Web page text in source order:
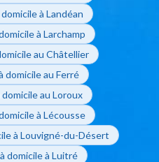
à Landéan
à Larchamp
au Châtellier
domicile au Ferré
au Loroux
à Lécousse
à Louvigné-du-Désert
domicile à Luitré